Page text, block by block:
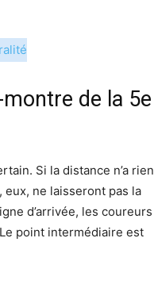
de la 5e
Si la distance n’a rien
, eux, ne laisseront pas la
d’arrivée, les coureurs
point intermédiaire est